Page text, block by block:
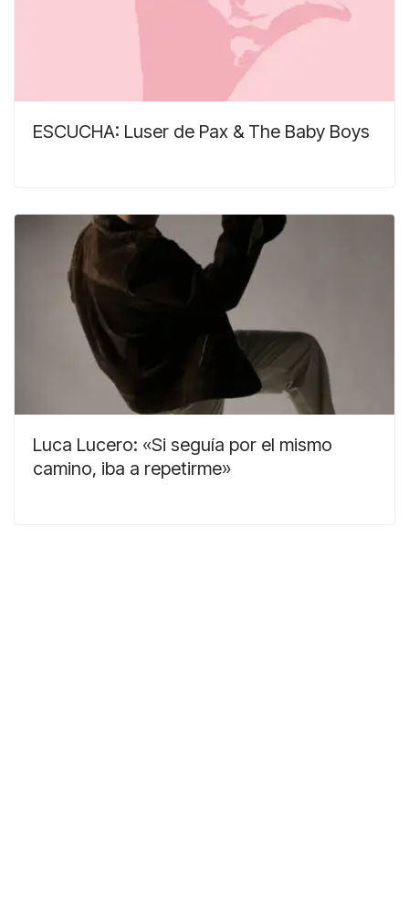
ESCUCHA: Luser de Pax & The Baby Boys
Luca Lucero: «Si seguía por el mismo
camino, iba a repetirme»